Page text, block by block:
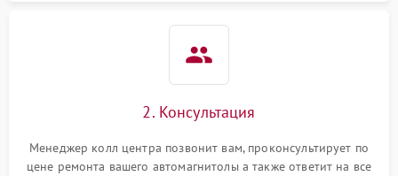
2. Консультация
Менеджер колл центра позвонит вам, проконсультирует по
цене ремонта вашего автомагнитолы а также ответит на все